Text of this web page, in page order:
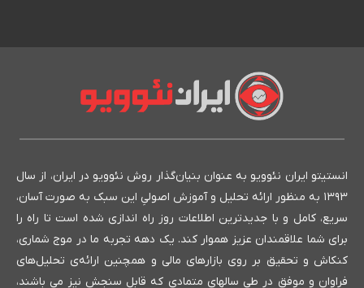
انستیتو ایران نئوویو به عنوان بنیان‌گذار روش نئوویو در ایران، از سال
۱۳۹۳ به منظور ارائه تحلیل و آموزش اصولیِ این سبک به صورت آسان،
سریع، کامل و با جدیدترین اطلاعات روز راه اندازی شده است تا راه را
برای شما علاقمندان عزیز هموار کند. یک دهه تجربه ما در موج شماری،
کنکاش و تحقیق بر روی بازارهای مالی و همچنین ارائه‌ی تحلیل‌های
فراوان و موفق در طی سالهای متمادی که قابل سنجش نیز می باشند،